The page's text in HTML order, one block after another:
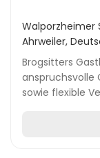
Walporzheimer
Ahrweiler,
Brogsitters
anspruchsvolle
sowie flexible